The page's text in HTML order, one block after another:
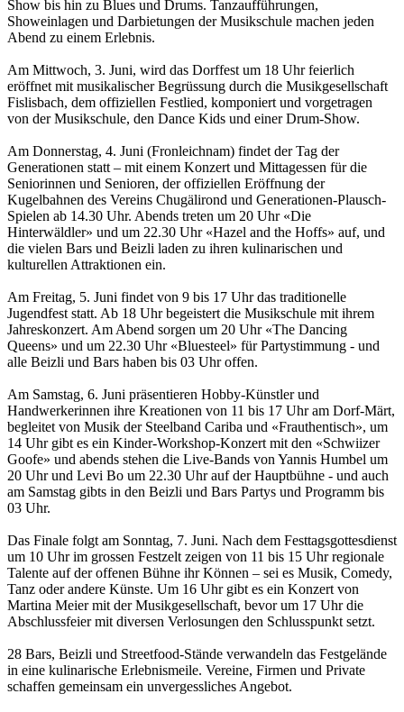
Show bis hin zu Blues und Drums. Tanzaufführungen,
Showeinlagen und Darbietungen der Musikschule machen jeden
Abend zu einem Erlebnis.
Am Mittwoch, 3. Juni, wird das Dorffest um 18 Uhr feierlich
eröffnet mit musikalischer Begrüssung durch die Musikgesellschaft
Fislisbach, dem offiziellen Festlied, komponiert und vorgetragen
von der Musikschule, den Dance Kids und einer Drum-Show.
Am Donnerstag, 4. Juni (Fronleichnam) findet der Tag der
Generationen statt – mit einem Konzert und Mittagessen für die
Seniorinnen und Senioren, der offiziellen Eröffnung der
Kugelbahnen des Vereins Chugälirond und Generationen-Plausch-
Spielen ab 14.30 Uhr. Abends treten um 20 Uhr «Die
Hinterwäldler» und um 22.30 Uhr «Hazel and the Hoffs» auf, und
die vielen Bars und Beizli laden zu ihren kulinarischen und
kulturellen Attraktionen ein.
Am Freitag, 5. Juni findet von 9 bis 17 Uhr das traditionelle
Jugendfest statt. Ab 18 Uhr begeistert die Musikschule mit ihrem
Jahreskonzert. Am Abend sorgen um 20 Uhr «The Dancing
Queens» und um 22.30 Uhr «Bluesteel» für Partystimmung - und
alle Beizli und Bars haben bis 03 Uhr offen.
Am Samstag, 6. Juni präsentieren Hobby-Künstler und
Handwerkerinnen ihre Kreationen von 11 bis 17 Uhr am Dorf-Märt,
begleitet von Musik der Steelband Cariba und «Frauthentisch», um
14 Uhr gibt es ein Kinder-Workshop-Konzert mit den «Schwiizer
Goofe» und abends stehen die Live-Bands von Yannis Humbel um
20 Uhr und Levi Bo um 22.30 Uhr auf der Hauptbühne - und auch
am Samstag gibts in den Beizli und Bars Partys und Programm bis
03 Uhr.
Das Finale folgt am Sonntag, 7. Juni. Nach dem Festtagsgottesdienst
um 10 Uhr im grossen Festzelt zeigen von 11 bis 15 Uhr regionale
Talente auf der offenen Bühne ihr Können – sei es Musik, Comedy,
Tanz oder andere Künste. Um 16 Uhr gibt es ein Konzert von
Martina Meier mit der Musikgesellschaft, bevor um 17 Uhr die
Abschlussfeier mit diversen Verlosungen den Schlusspunkt setzt.
28 Bars, Beizli und Streetfood-Stände verwandeln das Festgelände
in eine kulinarische Erlebnismeile. Vereine, Firmen und Private
schaffen gemeinsam ein unvergessliches Angebot.